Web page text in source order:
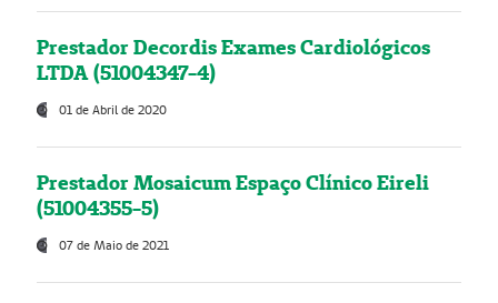
Prestador Decordis Exames Cardiológicos
LTDA (51004347-4)
01 de Abril de 2020
Prestador Mosaicum Espaço Clínico Eireli
(51004355-5)
07 de Maio de 2021